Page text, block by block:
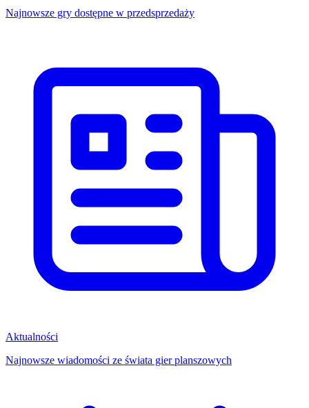
Najnowsze gry dostępne w przedsprzedaży
Aktualności
Najnowsze wiadomości ze świata gier planszowych